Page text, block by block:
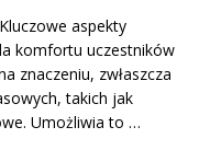
aspekty
komfortu uczestników
znaczeniu, zwłaszcza
takich jak
Umożliwia to …